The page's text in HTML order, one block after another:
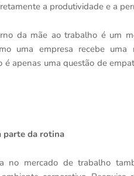
a produtividade e a
da mãe ao trabalho é um
uma empresa recebe
apenas uma questão de
parte da rotina
no mercado de trabalho